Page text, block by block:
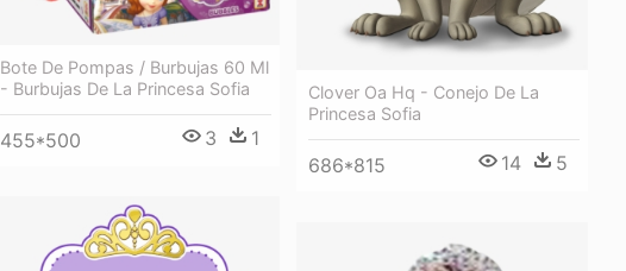
Bote De Pompas / Burbujas 60 Ml
- Burbujas De La Princesa Sofia
455*500 3 1
Clover Oa Hq - Conejo De La
Princesa Sofia
686*815 14 5